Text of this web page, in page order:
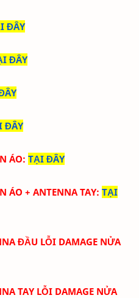
ĐÂY
ĐÂY
ĐÂY
ÁO: TẠI ĐÂY
ÁO + ANTENNA TAY: TẠI
ĐẦU LỖI DAMAGE NỬA
TAY LỖI DAMAGE NỬA